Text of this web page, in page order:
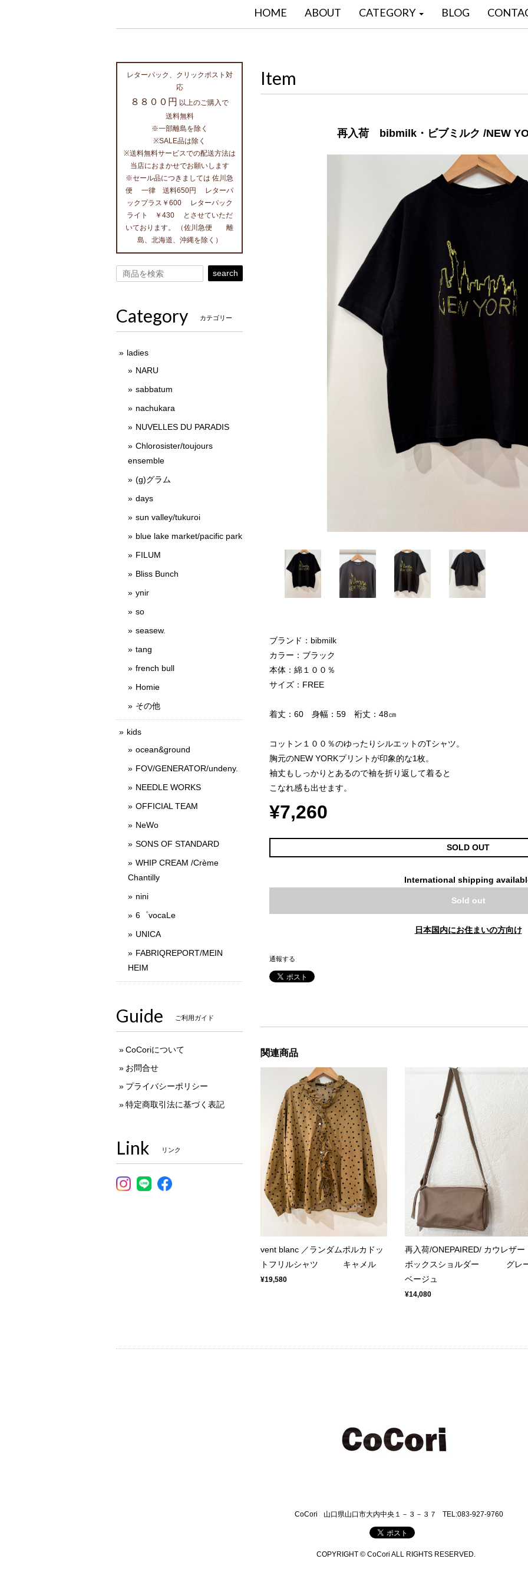
HOME ABOUT CATEGORY BLOG
Item
再入荷 bibmilk・ビブミルク /NEW
ブランド：bibmilk
カラー：ブラック
本体：綿１００％
サイズ：FREE
着丈：60 身幅：59 裄丈：48㎝
コットン１００％のゆったりシルエットのTシャツ。
胸元のNEW YORKプリントが印象的な1枚。
袖丈もしっかりとあるので袖を折り返して着ると
こなれ感も出せます。
¥7,260
SOLD OUT
International shipping
Sold out
日本国内にお住まいの方向け
通報する
関連商品
vent blanc ／ランダムポルカドッ
トフリルシャツ キャメル
¥19,580
再入荷/ONEPAIRED/ カウレザー
ボックスショルダー グレ
ベージュ
¥14,080
レターパック、クリックポスト対
応
８８００円 以上のご購入で
送料無料
※一部離島を除く
※SALE品は除く
※送料無料サービスでの配送方法は
当店におまかせでお願いします
※セール品につきましては 佐川急
便 一律 送料650円 レターパ
ックプラス￥600 レターパック
ライト ￥430 とさせていただ
いております。 （佐川急便 離
島、北海道、沖縄を除く）
search
Category カテゴリー
ladies
NARU
sabbatum
nachukara
NUVELLES DU PARADIS
Chlorosister/toujours
ensemble
(g)グラム
days
sun valley/tukuroi
blue lake market/pacific park
FILUM
Bliss Bunch
ynir
so
seasew.
tang
french bull
Homie
その他
kids
ocean&ground
FOV/GENERATOR/undeny.
NEEDLE WORKS
OFFICIAL TEAM
NeWo
SONS OF STANDARD
WHIP CREAM /Crème
Chantilly
nini
6゜vocaLe
UNICA
FABRIQREPORT/MEIN
HEIM
Guide ご利用ガイド
CoCoriについて
お問合せ
プライバシーポリシー
特定商取引法に基づく表記
Link リンク
CoCori 山口県山口市大内中央１－３－３７ TEL:083-927-9760
COPYRIGHT © CoCori ALL RIGHTS RESERVED.